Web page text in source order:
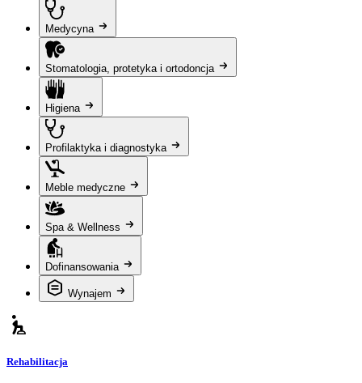
Medycyna
Stomatologia, protetyka i ortodoncja
Higiena
Profilaktyka i diagnostyka
Meble medyczne
Spa & Wellness
Dofinansowania
Wynajem
Rehabilitacja